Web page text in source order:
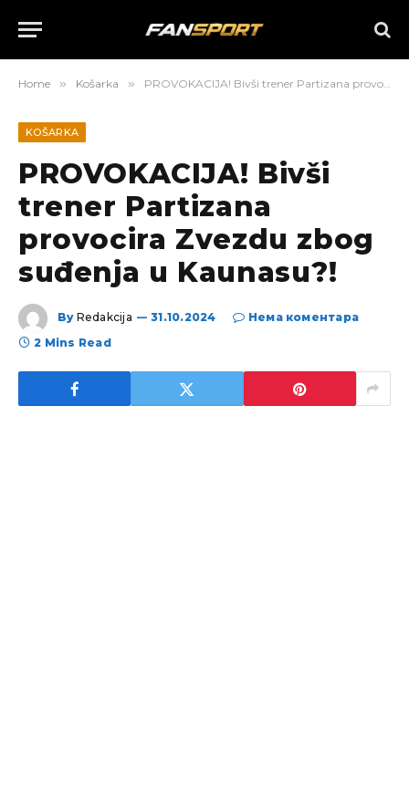
Home » Košarka » PROVOKACIJA! Bivši trener Partizana provocira Zvezdu zbog suđenja u Kaunasu?!
KOŠARKA
PROVOKACIJA! Bivši
trener Partizana
provocira Zvezdu zbog
suđenja u Kaunasu?!
By Redakcija 31.10.2024
Нема коментара
2 Mins Read